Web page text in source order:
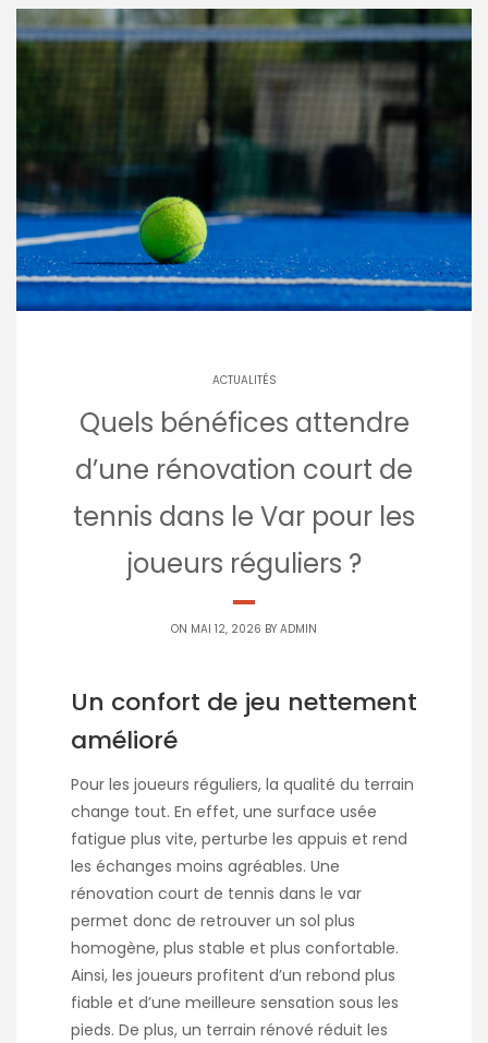
ACTUALITÉS
Quels bénéfices attendre
d’une rénovation court de
tennis dans le Var pour les
joueurs réguliers ?
ON MAI 12, 2026 BY ADMIN
Un confort de jeu nettement
amélioré
Pour les joueurs réguliers, la qualité du terrain
change tout. En effet, une surface usée
fatigue plus vite, perturbe les appuis et rend
les échanges moins agréables. Une
rénovation court de tennis dans le var
permet donc de retrouver un sol plus
homogène, plus stable et plus confortable.
Ainsi, les joueurs profitent d’un rebond plus
fiable et d’une meilleure sensation sous les
pieds. De plus, un terrain rénové réduit les